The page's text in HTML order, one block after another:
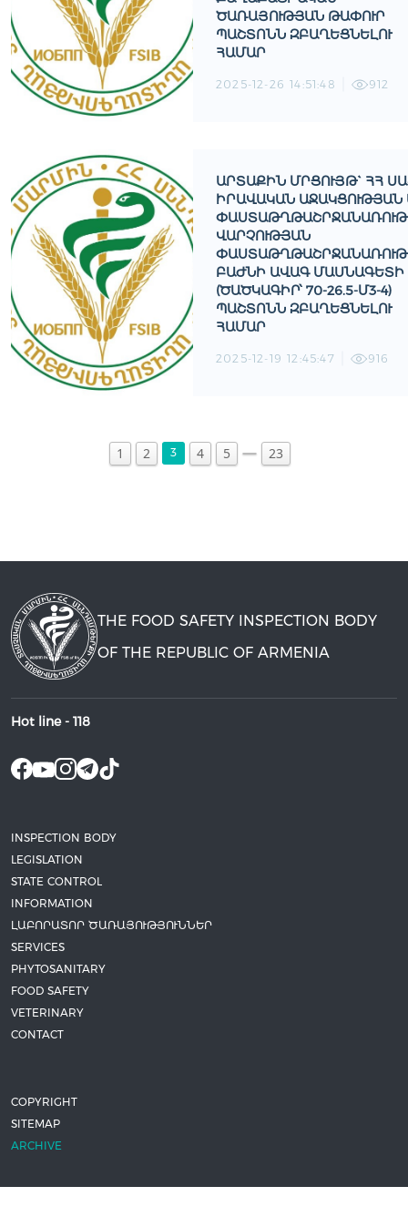
ԱՌԱՅՈՒԹՅԱՆ ԹԱՓՈՒՐ Պ
ԱՇՏՈՆՆ ԶԲԱՂԵՑՆԵԼՈՒ Հ
ԱՄԱՐ
2025-12-26 14:51:48 912
ԱՐՏԱՔԻՆ ՄՐՑՈՒՅԹ` ՀՀ
ԻՐԱՎԱԿԱՆ ԱՋԱԿՑՈՒԹՅԱՆ
ԱՐՉՈՒԹՅԱՆ Փ
ԱԺՆԻ ԱՎԱԳ ՄԱՍՆԱԳԵՏԻ (
ԾԱԾԿԱԳԻՐ՝ 70-26.5-Մ3-4) Պ
ԱՇՏՈՆՆ ԶԲԱՂԵՑՆԵԼՈՒ Հ
ԱՄԱՐ
2025-12-19 12:45:47 916
1 2 3 4 5 23
THE FOOD SAFETY INSPECTION BODY
OF THE REPUBLIC OF ARMENIA
Hot line - 118
INSPECTION BODY
LEGISLATION
STATE CONTROL
INFORMATION
ԼԱԲՈՐԱՏՈՐ ԾԱՌԱՅՈՒԹՅՈՒՆՆԵՐ
SERVICES
PHYTOSANITARY
FOOD SAFETY
VETERINARY
CONTACT
COPYRIGHT
SITEMAP
ARCHIVE